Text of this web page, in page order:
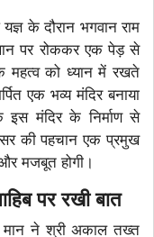
के दौरान भगवान राम
पर रोककर एक पेड़ से
महत्व को ध्यान में रखते
एक भव्य मंदिर बनाया
इस मंदिर के निर्माण से
की पहचान एक प्रमुख
मजबूत होगी।
पर रखी बात
ने श्री अकाल तख्त